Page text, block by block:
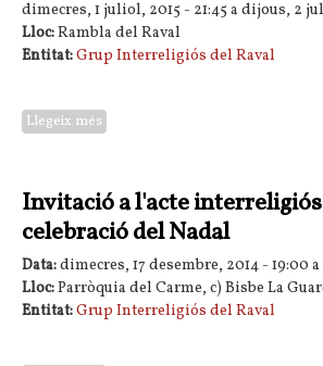
dimecres, 1 juliol, 2015 - 21:45 a dijous, 2
Lloc:Rambla del Raval
Entitat:Grup Interreligiós del Raval
Llegeix més
Invitació a l'acte
celebració del Nadal
Data:dimecres, 17 desembre, 2014 - 19:00 a
Lloc:Parròquia del Carme, c) Bisbe La
Entitat:Grup Interreligiós del Raval